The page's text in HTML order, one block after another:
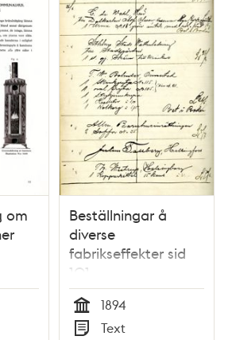
om
Beställningar å
diverse
fabrikseffekter sid
101
Tid
1894
Text